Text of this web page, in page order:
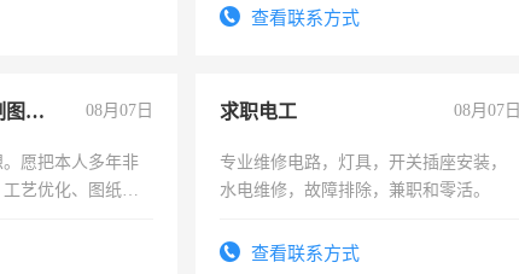
务，财务咨询等业务。欲求兼职会计工
查看联系方式
兼职机械设计、制图、设备改造 08月07日
愿把本人多年非
艺优化、图纸制
来。
求职电工 08月07日
专业维修电路，灯具，开关插座安装，
水电维修，故障排除，兼职和零活。
查看联系方式